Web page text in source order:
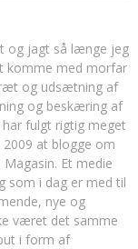
og jagt så længe jeg
komme med morfar
og udsætning af
og beskæring af
fulgt rigtig meget
2009 at blogge om
Et medie
som i dag er med til
nye og
været det samme
i form af